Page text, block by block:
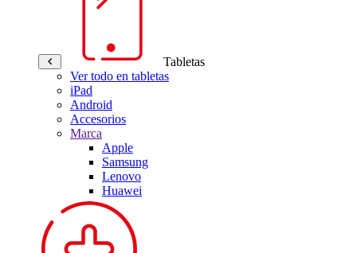
Tabletas
Ver todo en tabletas
iPad
Android
Accesorios
Marca
Apple
Samsung
Lenovo
Huawei